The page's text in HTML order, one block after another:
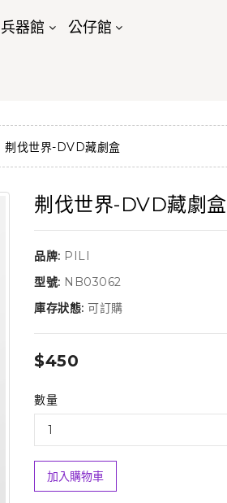
兵器館 公仔館
刜伐世界-DVD藏劇盒
刜伐世界-DVD藏劇盒
品牌: PILI
型號: NB03062
庫存狀態: 可訂購
$450
數量
加入購物車